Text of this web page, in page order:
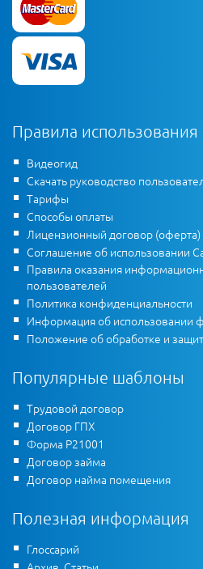
Правила использования
Видеогид
Скачать руководство
Тарифы
Способы оплаты
Лицензионный договор (оферта)
Соглашение об использовании
Правила оказания
пользователей
Политика конфиденциальности
Информация об использовании
Положение об обработке и
Популярные шаблоны
Трудовой договор
Договор ГПХ
Форма Р21001
Договор займа
Договор найма помещения
Полезная информация
Глоссарий